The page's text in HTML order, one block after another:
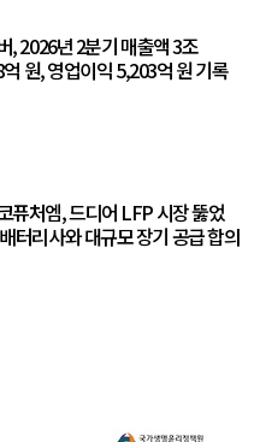
, 2026년 2분기 매출액 3조
원, 영업이익 5,203억 원 기록
퓨처엠, 드디어 LFP 시장 뚫었
터리사와 대규모 장기 공급 합의